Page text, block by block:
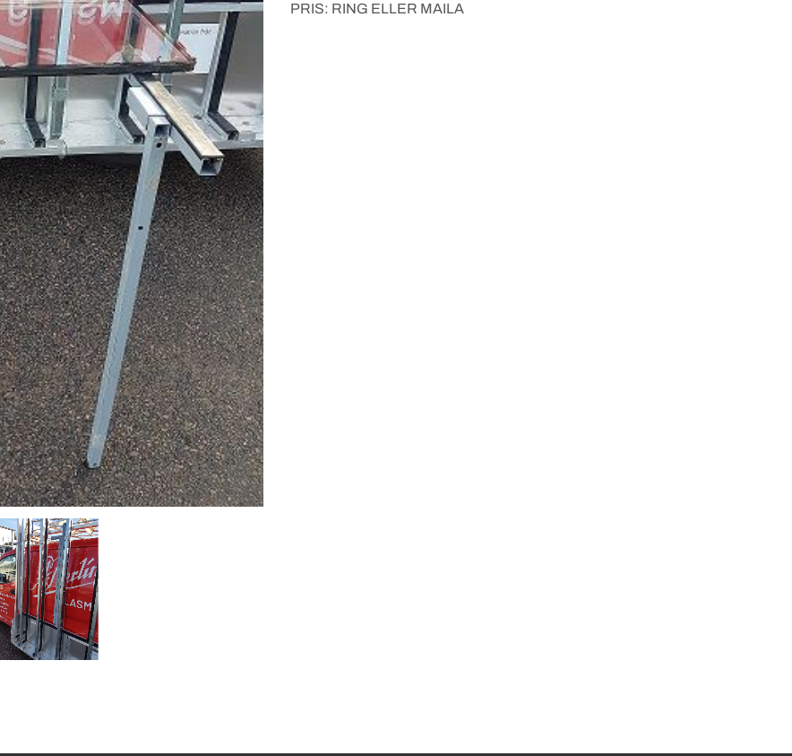
PRIS: RING ELLER MAILA